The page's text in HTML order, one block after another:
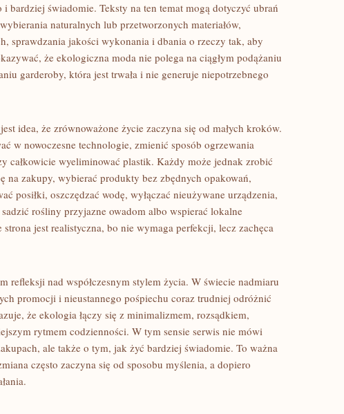
bardziej świadomie. Teksty na ten temat mogą dotyczyć ubrań
naturalnych lub przetworzonych materiałów,
sprawdzania jakości wykonania i dbania o rzeczy tak, aby
że ekologiczna moda nie polega na ciągłym podążaniu
garderoby, która jest trwała i nie generuje niepotrzebnego
idea, że zrównoważone życie zaczyna się od małych kroków.
w nowoczesne technologie, zmienić sposób ogrzewania
całkowicie wyeliminować plastik. Każdy może jednak zrobić
na zakupy, wybierać produkty bez zbędnych opakowań,
posiłki, oszczędzać wodę, wyłączać nieużywane urządzenia,
rośliny przyjazne owadom albo wspierać lokalne
jest realistyczna, bo nie wymaga perfekcji, lecz zachęca
refleksji nad współczesnym stylem życia. W świecie nadmiaru
promocji i nieustannego pośpiechu coraz trudniej odróżnić
że ekologia łączy się z minimalizmem, rozsądkiem,
rytmem codzienności. W tym sensie serwis nie mówi
ale także o tym, jak żyć bardziej świadomie. To ważna
często zaczyna się od sposobu myślenia, a dopiero